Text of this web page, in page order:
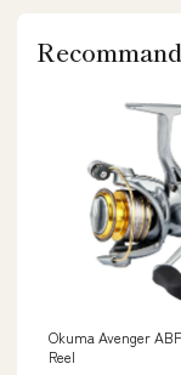
Okuma Avenger
Reel